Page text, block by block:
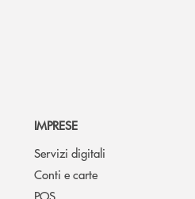
IMPRESE
Servizi digitali
Conti e carte
POS